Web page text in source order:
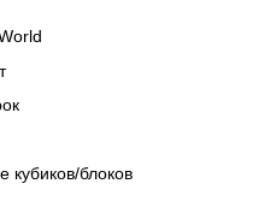
кубиков/блоков